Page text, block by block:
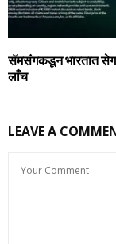
सॅमसंगकडून भारतात
लाँच
LEAVE A